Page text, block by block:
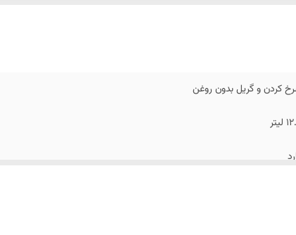
کردن و گریل بدون روغن